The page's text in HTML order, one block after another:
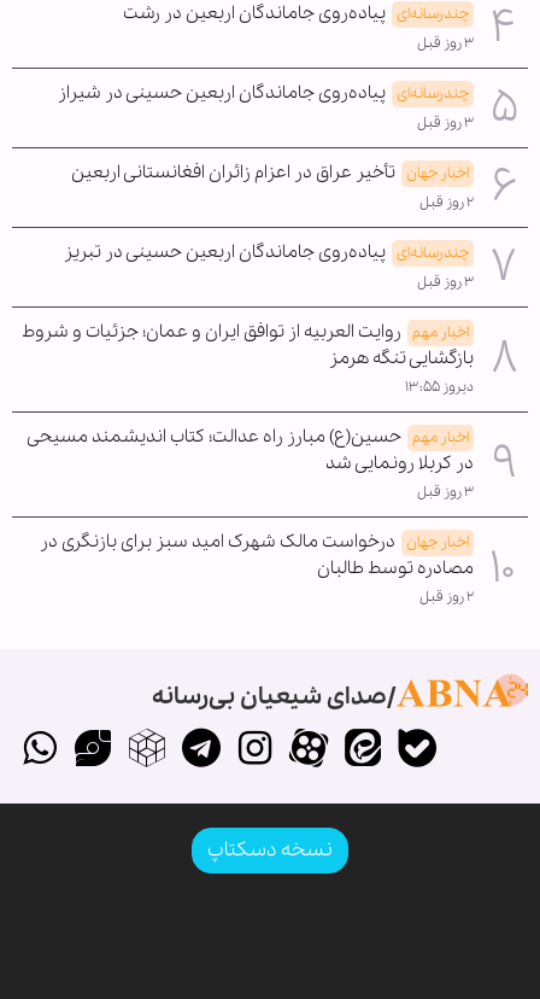
چندرسانه‌ای پیاده‌روی جاماندگان اربعین در رشت
۳ روز قبل
چندرسانه‌ای پیاده‌روی جاماندگان اربعین حسینی در شیراز
۳ روز قبل
اخبار جهان تأخیر عراق در اعزام زائران افغانستانی اربعین
۲ روز قبل
چندرسانه‌ای پیاده‌روی جاماندگان اربعین حسینی در تبریز
۳ روز قبل
اخبار مهم روایت العربیه از توافق ایران و عمان؛ جزئیات و شروط
بازگشایی تنگه هرمز
دیروز ۱۳:۵۵
اخبار مهم حسین(ع) مبارز راه عدالت؛ کتاب اندیشمند مسیحی
در کربلا رونمایی شد
۳ روز قبل
اخبار جهان درخواست مالک شهرک امید سبز برای بازنگری در
مصادره توسط طالبان
۲ روز قبل
صدای شیعیان بی‌رسانه
نسخه دسکتاپ